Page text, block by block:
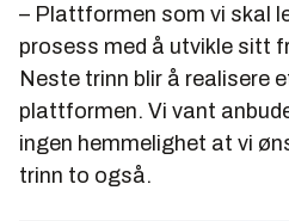
– Plattformen som vi skal
prosess med å utvikle sitt
Neste trinn blir å realisere
plattformen. Vi vant
ingen hemmelighet at vi
trinn to også.